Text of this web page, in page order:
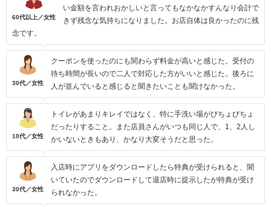
60代以上／女性
い金額を言われおかしいと言ってもなかなかすんなり会計で
きず残念な気持ちになりました。お店自体は良かったのに残
念です。
30代／女性
クーポンを使ったのにも関わらず料金が高いと感じた。受付の
待ち時間が長いので二人で対応した方がいいと感じた。後ろに
人が並んでいると感じると聞きたいことも聞けなかった。
10代／女性
トイレがあまりキレイではなく、特に手洗い場がびちょびちょ
だったりすること。また店員さんがいつも同じ人で、1、2人し
かいないときもあり、かなり大変そうだと思った。
30代／女性
入店時にアプリをダウンロードしたら特典が受けられると、聞
いていたのでダウンロードして退店時に提示したが特典が受け
られなかった。